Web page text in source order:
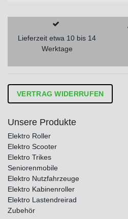
Lieferzeit etwa 10 bis 14
Werktage
VERTRAG WIDERRUFEN
Unsere Produkte
Elektro Roller
Elektro Scooter
Elektro Trikes
Seniorenmobile
Elektro Nutzfahrzeuge
Elektro Kabinenroller
Elektro Lastendreirad
Zubehör